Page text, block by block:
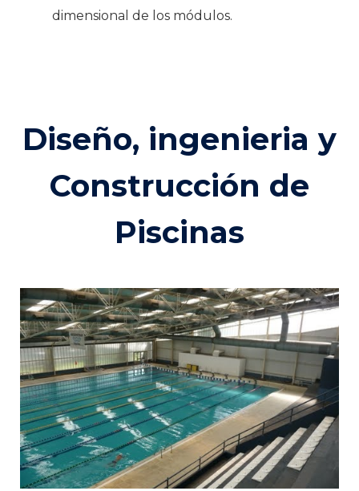
dimensional de los módulos.
Diseño, ingenieria y
Construcción de
Piscinas